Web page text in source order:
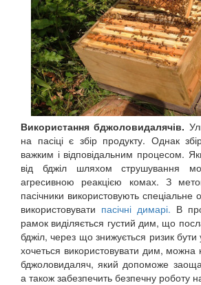
Використання бджоловидалячів.
на пасіці є збір продукту. Однак
важким і відповідальним процесом.
від бджіл шляхом струшування
агресивною реакцією комах. З
пасічники використовують
використовувати пасічні димарі. В
рамок виділяється густий дим, що
бджіл, через що знижується ризик
хочеться використовувати дим, можна
бджоловидаляч, який допоможе
а також забезпечить безпечну роботу